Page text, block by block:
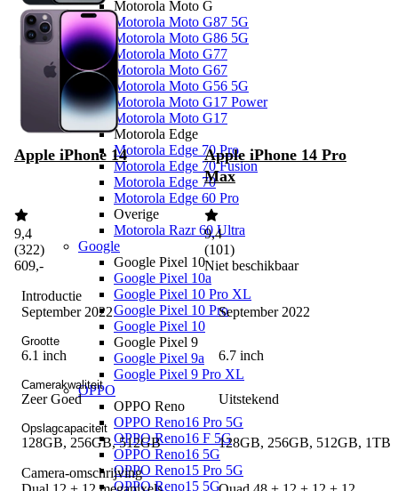
Motorola Moto G
Motorola Moto G87 5G
Motorola Moto G86 5G
Motorola Moto G77
Motorola Moto G67
Motorola Moto G56 5G
Motorola Moto G17 Power
Motorola Moto G17
Motorola Edge
Motorola Edge 70 Pro
Motorola Edge 70 Fusion
Motorola Edge 70
Motorola Edge 60 Pro
Overige
Motorola Razr 60 Ultra
Google
Google Pixel 10
Google Pixel 10a
Google Pixel 10 Pro XL
Google Pixel 10 Pro
Google Pixel 10
Google Pixel 9
Google Pixel 9a
Google Pixel 9 Pro XL
OPPO
OPPO Reno
OPPO Reno16 Pro 5G
OPPO Reno16 F 5G
OPPO Reno16 5G
OPPO Reno15 Pro 5G
OPPO Reno15 5G
Apple iPhone 14
9,4
(322)
609,-
Apple iPhone 14 Pro
Max
9,4
(101)
Niet beschikbaar
Introductie
September 2022
September 2022
Grootte
6.1 inch 6.7 inch
Camerakwaliteit
Zeer Goed Uitstekend
Opslagcapaciteit
128GB, 256GB, 512GB
128GB, 256GB, 512GB, 1TB
Camera-omschrijving